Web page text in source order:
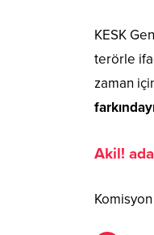
KESK
terörle
zaman
Akil!